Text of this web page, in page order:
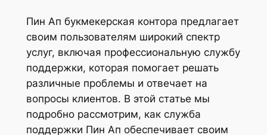
Пин Ап букмекерская контора предлагает
своим пользователям широкий спектр
услуг, включая профессиональную службу
поддержки, которая помогает решать
различные проблемы и отвечает на
вопросы клиентов. В этой статье мы
подробно рассмотрим, как служба
поддержки Пин Ап обеспечивает своим